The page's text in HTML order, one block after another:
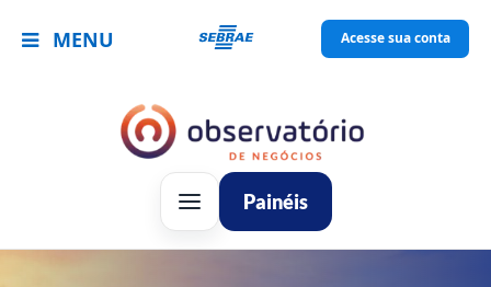
MENU Acesse sua conta
Painéis